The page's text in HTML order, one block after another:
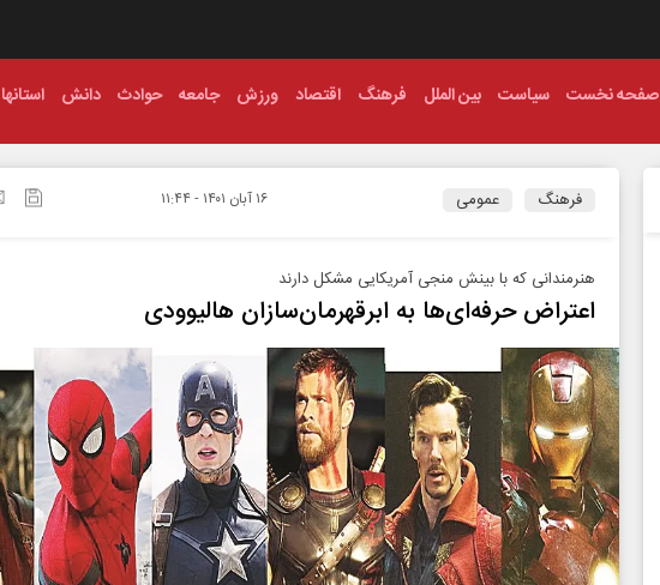
صفحه نخست سیاست بین الملل فرهنگ اقتصاد ورزش جامعه حوادث دانش استانها
فرهنگ عمومی ۱۶ آبان ۱۴۰۱ - ۱۱:۴۴
هنرمندانی که با بینش منجی آمریکایی مشکل دارند
اعتراض حرفه‌ای‌ها به ابرقهرمان‌سازان هالیوودی